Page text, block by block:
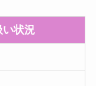
い状況